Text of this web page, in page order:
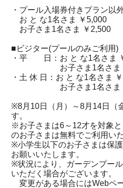
・プール入場券付きプラン以
お と な1名さま ￥5,000
お子さま1名さま ￥2,500
■ビジター(プールのみご利用)
・平 日：お と な1名さま
お子さま1名さま
・土 休 日：お と な1名さま
お子さま1名さま
※8月10日（月）～8月14日（
す。
※お子さまは6～12才を対象
のお子さまは無料でご利用い
※小学生以下のお子さまは保
お願いいたします。
※状況により、ガーデンプー
いただく場合がございます。
変更がある場合にはWebペ